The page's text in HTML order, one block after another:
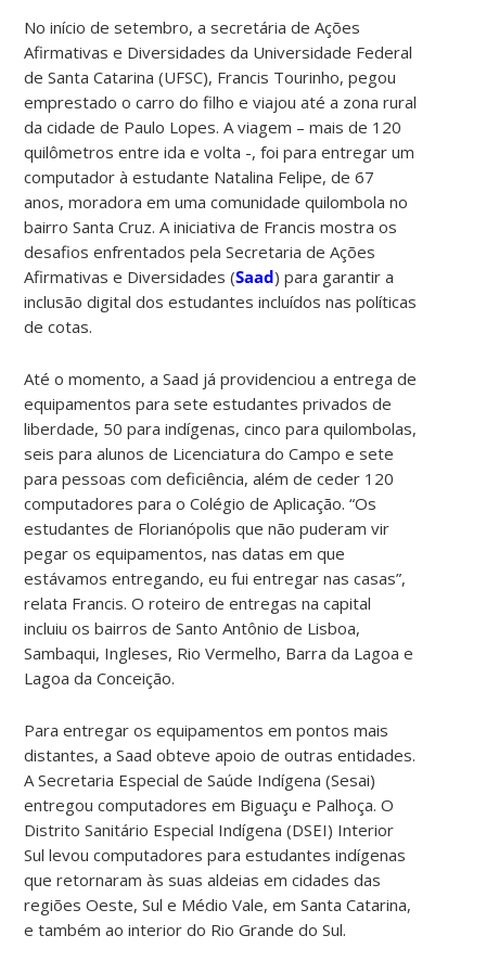
No início de setembro, a secretária de Ações
Afirmativas e Diversidades da Universidade Federal
de Santa Catarina (UFSC), Francis Tourinho, pegou
emprestado o carro do filho e viajou até a zona rural
da cidade de Paulo Lopes. A viagem – mais de 120
quilômetros entre ida e volta -, foi para entregar um
computador à estudante Natalina Felipe, de 67
anos, moradora em uma comunidade quilombola no
bairro Santa Cruz. A iniciativa de Francis mostra os
desafios enfrentados pela Secretaria de Ações
Afirmativas e Diversidades (Saad) para garantir a
inclusão digital dos estudantes incluídos nas políticas
de cotas.
Até o momento, a Saad já providenciou a entrega de
equipamentos para sete estudantes privados de
liberdade, 50 para indígenas, cinco para quilombolas,
seis para alunos de Licenciatura do Campo e sete
para pessoas com deficiência, além de ceder 120
computadores para o Colégio de Aplicação. “Os
estudantes de Florianópolis que não puderam vir
pegar os equipamentos, nas datas em que
estávamos entregando, eu fui entregar nas casas”,
relata Francis. O roteiro de entregas na capital
incluiu os bairros de Santo Antônio de Lisboa,
Sambaqui, Ingleses, Rio Vermelho, Barra da Lagoa e
Lagoa da Conceição.
Para entregar os equipamentos em pontos mais
distantes, a Saad obteve apoio de outras entidades.
A Secretaria Especial de Saúde Indígena (Sesai)
entregou computadores em Biguaçu e Palhoça. O
Distrito Sanitário Especial Indígena (DSEI) Interior
Sul levou computadores para estudantes indígenas
que retornaram às suas aldeias em cidades das
regiões Oeste, Sul e Médio Vale, em Santa Catarina,
e também ao interior do Rio Grande do Sul.